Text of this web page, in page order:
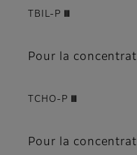
TBIL-P Ⅲ
Pour la
TCHO-P Ⅲ
Pour la